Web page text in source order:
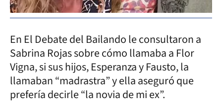
En El Debate del Bailando le consultaron a
Sabrina Rojas sobre cómo llamaba a Flor
Vigna, si sus hijos, Esperanza y Fausto, la
llamaban “madrastra” y ella aseguró que
prefería decirle “la novia de mi ex”.